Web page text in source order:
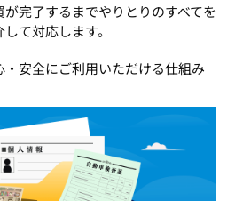
完了するまでやりとりのすべてを
て対応します。
安全にご利用いただける仕組み